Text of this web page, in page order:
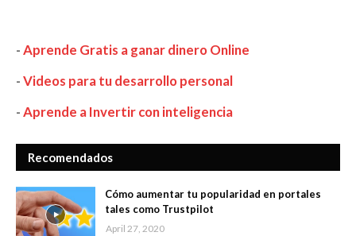
-Aprende Gratis a ganar dinero Online
-Videos para tu desarrollo personal
-Aprende a Invertir con inteligencia
Recomendados
Cómo aumentar tu popularidad en portales
tales como Trustpilot
April 27, 2020